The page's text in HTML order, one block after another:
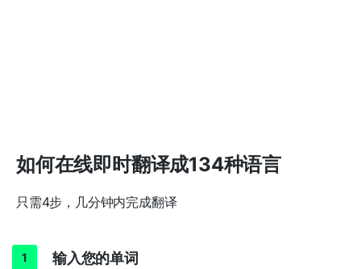
如何在线即时翻译成134种语言
只需4步，几分钟内完成翻译
输入您的单词